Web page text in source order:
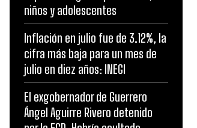
niños y adolescentes
Inflación en julio fue de 3.12%, la
cifra más baja para un mes de
julio en diez años: INEGI
El exgobernador de Guerrero
Ángel Aguirre Rivero detenido